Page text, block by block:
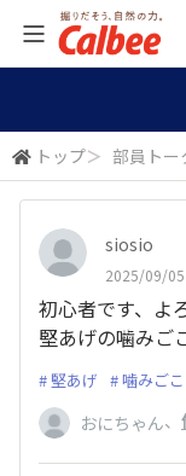
トップ＞ 部員トー
siosio
2025/09/
初心者です、よ
堅あげの噛みご
堅あげ 噛みご
おにちゃん、